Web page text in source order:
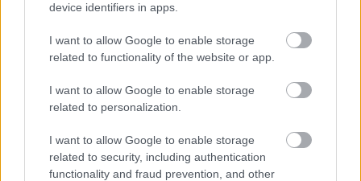
device identifiers in apps.
I want to allow Google to enable storage
related to functionality of the website or app.
I want to allow Google to enable storage
related to personalization.
I want to allow Google to enable storage
related to security, including authentication
functionality and fraud prevention, and other
Adja meg keresztnevét:
Megismertem és elfogadom a GDPR-szabályzat ot
Nem szeretne lemaradni semmiről? Csak egy kattintás, és hírlevelünk a
legfrissebb információkkal és exkluzív tartalmakkal hétről hétre
postaládájába érkezik!